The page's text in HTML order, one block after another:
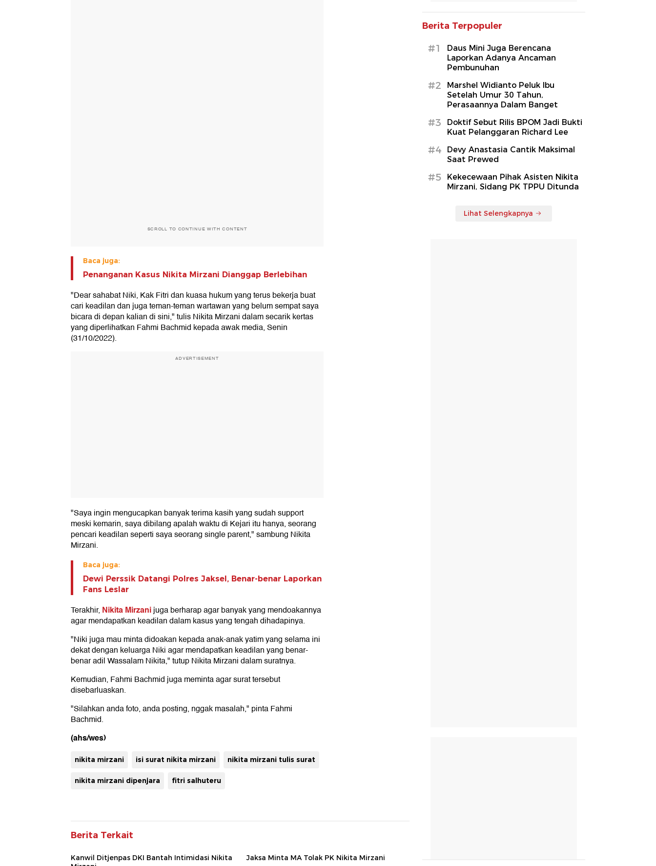
SCROLL TO CONTINUE WITH CONTENT
Baca juga:
Penanganan Kasus Nikita Mirzani Dianggap Berlebihan
"Dear sahabat Niki, Kak Fitri dan kuasa hukum yang terus bekerja buat
cari keadilan dan juga teman-teman wartawan yang belum sempat saya
bicara di depan kalian di sini," tulis Nikita Mirzani dalam secarik kertas
yang diperlihatkan Fahmi Bachmid kepada awak media, Senin
(31/10/2022).
ADVERTISEMENT
"Saya ingin mengucapkan banyak terima kasih yang sudah support
meski kemarin, saya dibilang apalah waktu di Kejari itu hanya, seorang
pencari keadilan seperti saya seorang single parent," sambung Nikita
Mirzani.
Baca juga:
Dewi Perssik Datangi Polres Jaksel, Benar-benar Laporkan
Fans Leslar
Terakhir, Nikita Mirzanijuga berharap agar banyak yang mendoakannya
agar mendapatkan keadilan dalam kasus yang tengah dihadapinya.
"Niki juga mau minta didoakan kepada anak-anak yatim yang selama ini
dekat dengan keluarga Niki agar mendapatkan keadilan yang benar-
benar adil Wassalam Nikita," tutup Nikita Mirzani dalam suratnya.
Kemudian, Fahmi Bachmid juga meminta agar surat tersebut
disebarluaskan.
"Silahkan anda foto, anda posting, nggak masalah," pinta Fahmi
Bachmid.
(ahs/wes)
nikita mirzani isi surat nikita mirzani nikita mirzani tulis surat
nikita mirzani dipenjara fitri salhuteru
Berita Terkait
Kanwil Ditjenpas DKI Bantah Intimidasi Nikita
Jaksa Minta MA Tolak PK Nikita Mirzani
Berita Terpopuler
#1
Daus Mini Juga Berencana
Laporkan Adanya Ancaman
Pembunuhan
#2
Marshel Widianto Peluk Ibu
Setelah Umur 30 Tahun,
Perasaannya Dalam Banget
#3
Doktif Sebut Rilis BPOM Jadi Bukti
Kuat Pelanggaran Richard Lee
#4
Devy Anastasia Cantik Maksimal
Saat Prewed
#5
Kekecewaan Pihak Asisten Nikita
Mirzani, Sidang PK TPPU Ditunda
Lihat Selengkapnya